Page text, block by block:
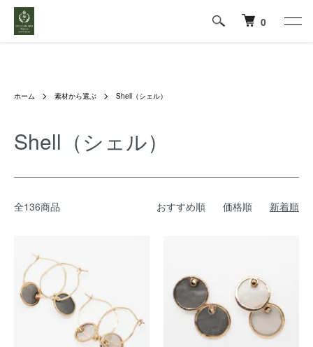
0
ホーム 素材から選ぶ Shell（シェル）
Shell（シェル）
全136商品 おすすめ順 価格順 新着順